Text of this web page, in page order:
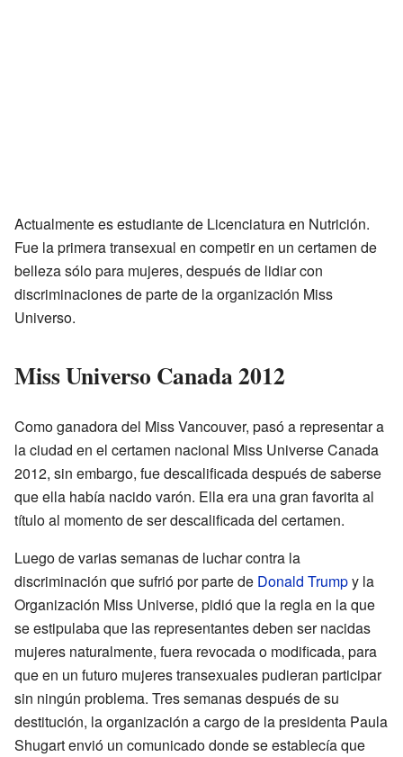
Actualmente es estudiante de Licenciatura en Nutrición.
Fue la primera transexual en competir en un certamen de
belleza sólo para mujeres, después de lidiar con
discriminaciones de parte de la organización Miss
Universo.
Miss Universo Canada 2012
Como ganadora del Miss Vancouver, pasó a representar a
la ciudad en el certamen nacional Miss Universe Canada
2012, sin embargo, fue descalificada después de saberse
que ella había nacido varón. Ella era una gran favorita al
título al momento de ser descalificada del certamen.
Luego de varias semanas de luchar contra la
discriminación que sufrió por parte de Donald Trumpy la
Organización Miss Universe, pidió que la regla en la que
se estipulaba que las representantes deben ser nacidas
mujeres naturalmente, fuera revocada o modificada, para
que en un futuro mujeres transexuales pudieran participar
sin ningún problema. Tres semanas después de su
destitución, la organización a cargo de la presidenta Paula
Shugart envió un comunicado donde se establecía que